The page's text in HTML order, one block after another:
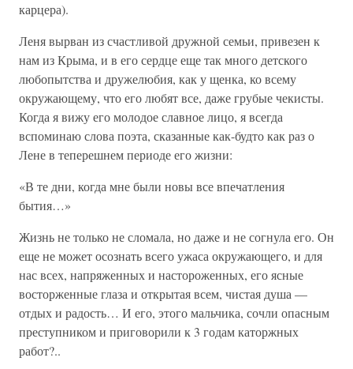
карцера).
Леня вырван из счастливой дружной семьи, привезен к
нам из Крыма, и в его сердце еще так много детского
любопытства и дружелюбия, как у щенка, ко всему
окружающему, что его любят все, даже грубые чекисты.
Когда я вижу его молодое славное лицо, я всегда
вспоминаю слова поэта, сказанные как-будто как раз о
Лене в теперешнем периоде его жизни:
«В те дни, когда мне были новы все впечатления
бытия…»
Жизнь не только не сломала, но даже и не согнула его. Он
еще не может осознать всего ужаса окружающего, и для
нас всех, напряженных и настороженных, его ясные
восторженные глаза и открытая всем, чистая душа —
отдых и радость… И его, этого мальчика, сочли опасным
преступником и приговорили к 3 годам каторжных
работ?..